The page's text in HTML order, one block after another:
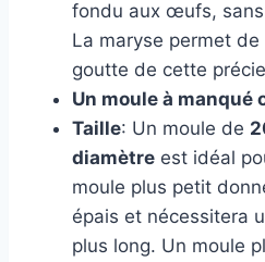
fondu aux œufs,
La maryse permet
goutte de cette
Un moule à manqué
Taille: Un moule de
diamètre est idéal
moule plus petit
épais et nécessitera
plus long. Un moule